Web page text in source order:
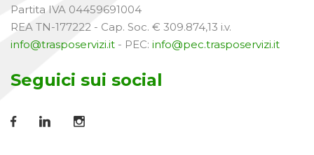
Partita IVA 04459691004
REA TN-177222 - Cap. Soc. € 309.874,13 i.v.
info@trasposervizi.it - PEC: info@pec.trasposervizi.it
Seguici sui social